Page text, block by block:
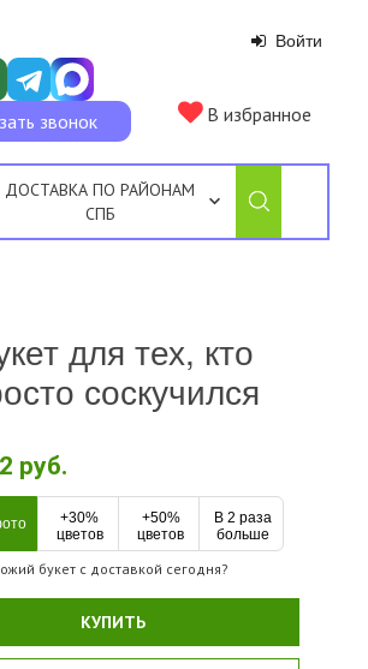
Войти
звонок В избранное
ДОСТАВКА ПО РАЙОНАМ
СПБ
для тех, кто
соскучился
руб.
+30%
цветов
+50%
цветов
В 2 раза
больше
букет с доставкой сегодня?
КУПИТЬ